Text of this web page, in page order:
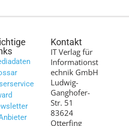
Kontakt
IT Verlag für
Informationst
echnik GmbH
Ludwig-
Ganghofer-
Str. 51
83624
Otterfing